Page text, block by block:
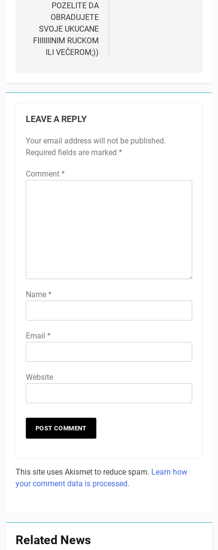
POZELITE DA
OBRADUJETE
SVOJE UKUCANE
FIIIIIIINIM RUCKOM
ILI VEČEROM;))
LEAVE A REPLY
Your email address will not be published.
Required fields are marked *
Comment *
Name *
Email *
Website
This site uses Akismet to reduce spam. Learn how
your comment data is processed.
Related News